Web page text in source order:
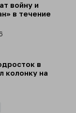
войну и
в течение
- заявил
в
колонку на
и поджег
он